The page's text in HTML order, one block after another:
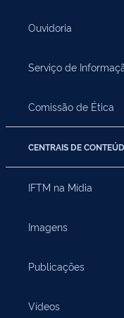
Ouvidoria
Serviço de
Comissão de Ética
CENTRAIS DE
IFTM na Mídia
Imagens
Publicações
Vídeos